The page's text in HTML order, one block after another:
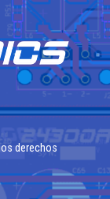
derechos